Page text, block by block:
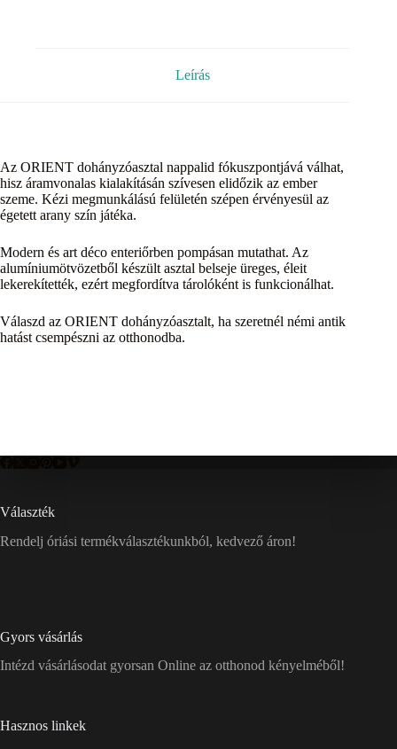
Leírás
Az ORIENT dohányzóasztal nappalid fókuszpontjává válhat,
hisz áramvonalas kialakításán szívesen elidőzik az ember
szeme. Kézi megmunkálású felületén szépen érvényesül az
égetett arany szín játéka.
Modern és art déco enteriőrben pompásan mutathat. Az
alumíniumötvözetből készült asztal belseje üreges, éleit
lekerekítették, ezért megfordítva tárolóként is funkcionálhat.
Válaszd az ORIENT dohányzóasztalt, ha szeretnél némi antik
hatást csempészni az otthonodba.
Választék
Rendelj óriási termékválasztékunkból, kedvező áron!
Gyors vásárlás
Intézd vásárlásodat gyorsan Online az otthonod kényelméből!
Hasznos linkek